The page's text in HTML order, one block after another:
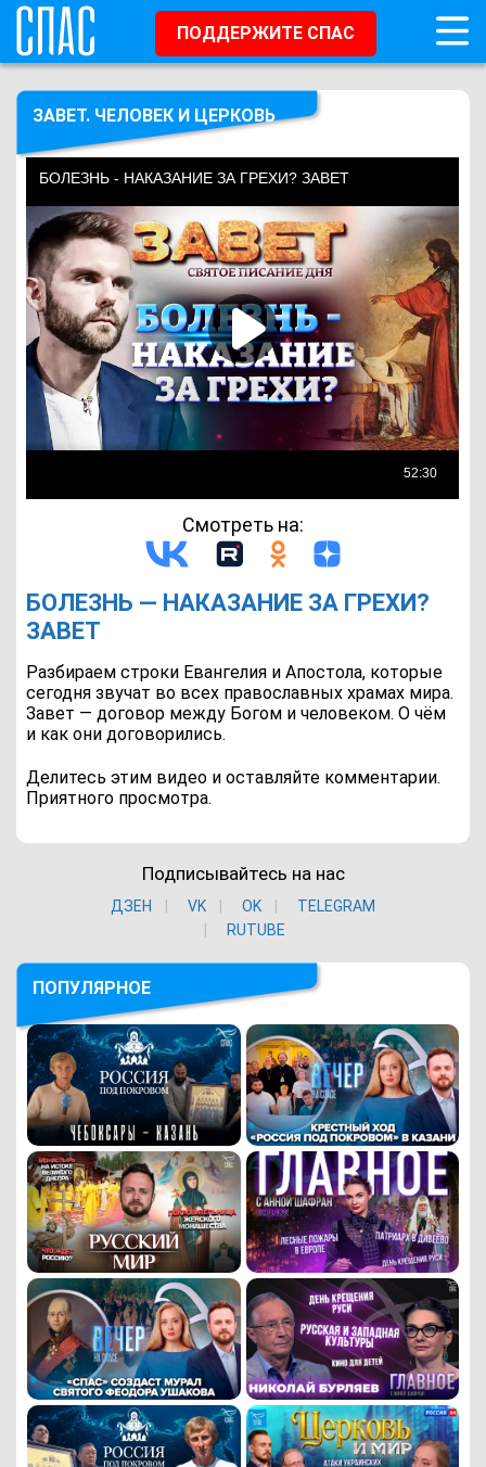
ПОДДЕРЖИТЕ СПАС
ЗАВЕТ. ЧЕЛОВЕК И ЦЕРКОВЬ
Смотреть на:
БОЛЕЗНЬ — НАКАЗАНИЕ ЗА ГРЕХИ?
ЗАВЕТ
Разбираем строки Евангелия и Апостола, которые
сегодня звучат во всех православных храмах мира.
Завет — договор между Богом и человеком. О чём
и как они договорились.
Делитесь этим видео и оставляйте комментарии.
Приятного просмотра.
Подписывайтесь на нас
ДЗЕН VK ОK
TELEGRAM
RUTUBE
ПОПУЛЯРНОЕ